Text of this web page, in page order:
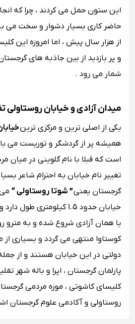
این ستون حمل می کردند ، چرا که
حاضر کاری بسیار دشوار و سخت می
از هزار سال پیش ، اما امروزه این
و پر بازدید از بین جاذبه های
شمار می رود .
میدان آزادی و خیابان
یکی از اصلی ترین و مرکزی ترین
همیشه پر از گردشگر و توریست می
است که قبلا با نام گلوینی در میان
تغییر نام خیابان به احترام شاعر
گرجستان یعنی” شوتا روستاولی “
خیابان حدود 1.5 کیلومتری
یا همان آزادی شروع شده و به مترو
کوستاوا منتهی می گردد و بسیاری از
دولتی در این خیابان هستند و از
پارلمان گرجستان ، اپرا و باله شهر
کلیسای کاشوتی ، موزه مردمی
روستاولی و آکادمی علوم گرجستان